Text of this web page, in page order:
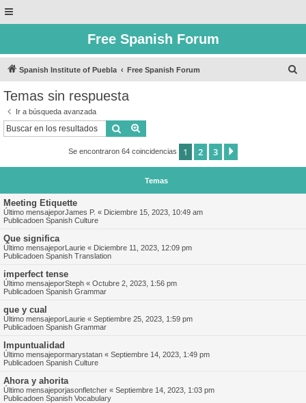
Free Spanish Forum
Spanish Institute of Puebla Free Spanish Forum
Temas sin respuesta
Ir a búsqueda avanzada
Buscar
Se encontraron 64 coincidencias 1 2 3
Temas
Meeting Etiquette
Último mensajeporJames P. « Diciembre 15, 2023, 10:49 am
Publicadoen Spanish Culture
Que significa
Último mensajeporLaurie « Diciembre 11, 2023, 12:09 pm
Publicadoen Spanish Translation
imperfect tense
Último mensajeporSteph « Octubre 2, 2023, 1:56 pm
Publicadoen Spanish Grammar
que y cual
Último mensajeporLaurie « Septiembre 25, 2023, 1:59 pm
Publicadoen Spanish Grammar
Impuntualidad
Último mensajepormarystatan « Septiembre 14, 2023, 1:49 pm
Publicadoen Spanish Culture
Ahora y ahorita
Último mensajeporjasonfletcher « Septiembre 14, 2023, 1:03 pm
Publicadoen Spanish Vocabulary